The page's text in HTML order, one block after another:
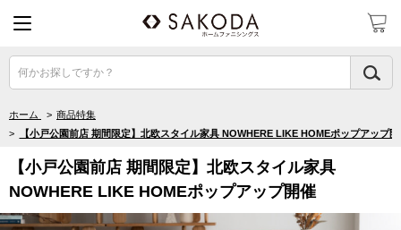
何かお探しですか？
ホーム > 商品特集
>
【小戸公園前店 期間限定】北欧スタイル家具 NOWHERE LIKE HOMEポップアップ開
【小戸公園前店 期間限定】北欧スタイル家具
NOWHERE LIKE HOMEポップアップ開催